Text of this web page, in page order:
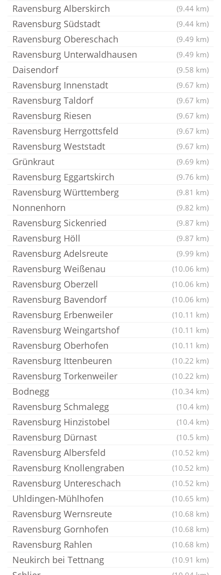
Ravensburg Alberskirch (9.44 km)
Ravensburg Südstadt (9.44 km)
Ravensburg Obereschach (9.49 km)
Ravensburg Unterwaldhausen (9.49 km)
Daisendorf (9.58 km)
Ravensburg Innenstadt (9.67 km)
Ravensburg Taldorf (9.67 km)
Ravensburg Riesen (9.67 km)
Ravensburg Herrgottsfeld (9.67 km)
Ravensburg Weststadt (9.67 km)
Grünkraut (9.69 km)
Ravensburg Eggartskirch (9.76 km)
Ravensburg Württemberg (9.81 km)
Nonnenhorn (9.82 km)
Ravensburg Sickenried (9.87 km)
Ravensburg Höll (9.87 km)
Ravensburg Adelsreute (9.99 km)
Ravensburg Weißenau (10.06 km)
Ravensburg Oberzell (10.06 km)
Ravensburg Bavendorf (10.06 km)
Ravensburg Erbenweiler (10.11 km)
Ravensburg Weingartshof (10.11 km)
Ravensburg Oberhofen (10.11 km)
Ravensburg Ittenbeuren (10.22 km)
Ravensburg Torkenweiler (10.22 km)
Bodnegg (10.34 km)
Ravensburg Schmalegg (10.4 km)
Ravensburg Hinzistobel (10.4 km)
Ravensburg Dürnast (10.5 km)
Ravensburg Albersfeld (10.52 km)
Ravensburg Knollengraben (10.52 km)
Ravensburg Untereschach (10.52 km)
Uhldingen-Mühlhofen (10.65 km)
Ravensburg Wernsreute (10.68 km)
Ravensburg Gornhofen (10.68 km)
Ravensburg Rahlen (10.68 km)
Neukirch bei Tettnang (10.91 km)